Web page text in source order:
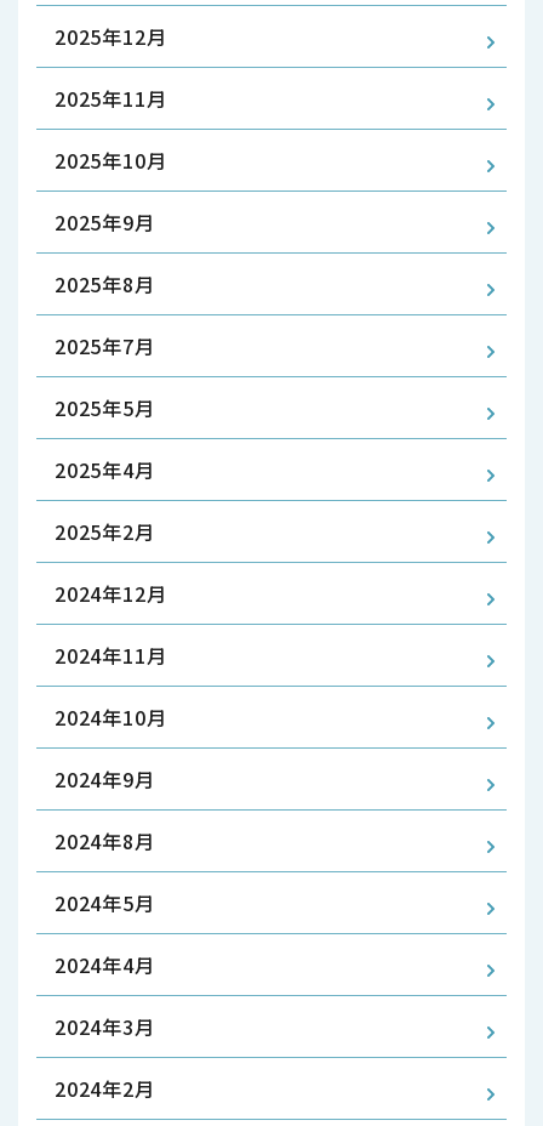
2025年12月
2025年11月
2025年10月
2025年9月
2025年8月
2025年7月
2025年5月
2025年4月
2025年2月
2024年12月
2024年11月
2024年10月
2024年9月
2024年8月
2024年5月
2024年4月
2024年3月
2024年2月